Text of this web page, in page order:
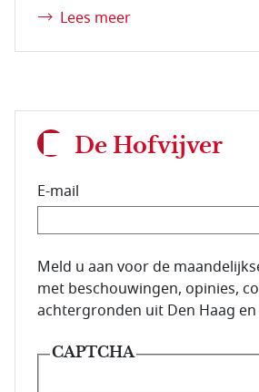
Lees meer
De Hofvijver
E-mail
E-mailadres van de abonnee.
Meld u aan voor de
met beschouwingen, opinies,
achtergronden uit Den Haag en
CAPTCHA